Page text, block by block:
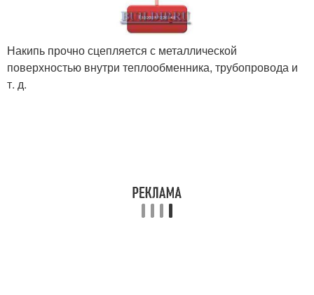
Накипь прочно сцепляется с металлической
поверхностью внутри теплообменника, трубопровода и
т. д.